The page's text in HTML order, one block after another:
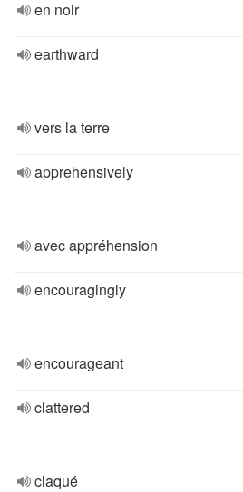
en noir
earthward
vers la terre
apprehensively
avec appréhension
encouragingly
encourageant
clattered
claqué